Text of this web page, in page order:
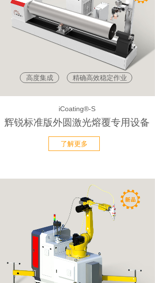
精确高效稳定作业
高度集成
iCoating®-S
辉锐标准版外圆激光熔覆专用设备
了解更多